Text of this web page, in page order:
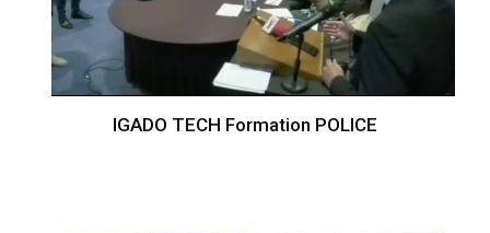
IGADO TECH Formation POLICE